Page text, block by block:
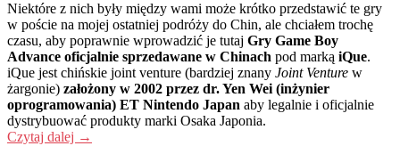
Niektóre z nich były między wami może krótko przedstawić te gry
w poście na mojej ostatniej podróży do Chin, ale chciałem trochę
czasu, aby poprawnie wprowadzić je tutaj Gry Game Boy
Advance oficjalnie sprzedawane w Chinach pod marką iQue.
iQue jest chińskie joint venture (bardziej znany Joint Venture w
żargonie) założony w 2002 przez dr. Yen Wei (inżynier
oprogramowania) ET Nintendo Japan aby legalnie i oficjalnie
dystrybuować produkty marki Osaka Japonia.
Czytaj dalej →